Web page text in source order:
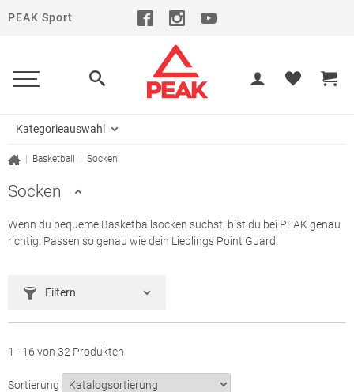
PEAK Sport
Kategorieauswahl
Basketball Socken
Socken
Wenn du bequeme Basketballsocken suchst, bist du bei PEAK genau
richtig: Passen so genau wie dein Lieblings Point Guard.
Filtern
1 - 16 von 32 Produkten
Sortierung